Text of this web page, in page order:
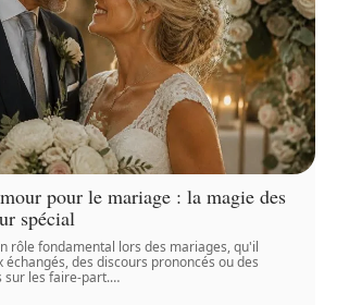
pour le mariage : la magie des
spécial
rôle fondamental lors des mariages, qu'il
des discours prononcés ou des
sur les faire-part.…